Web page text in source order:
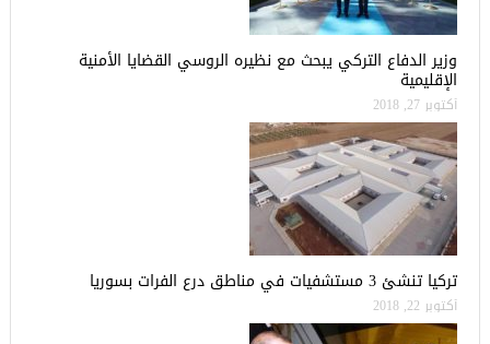
وزير الدفاع التركي يبحث مع نظيره الروسي القضايا الأمنية
الإقليمية
أكتوبر 27, 2018
تركيا تنشئ 3 مستشفيات في مناطق درع الفرات بسوريا
أكتوبر 22, 2018